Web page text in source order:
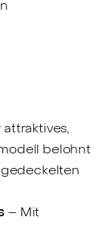
attraktives,
belohnt
– Mit